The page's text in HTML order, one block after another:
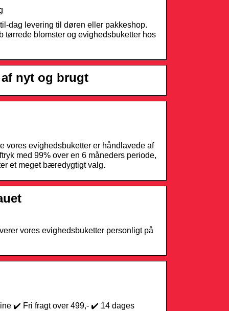
dag levering til døren eller pakkeshop.
tørrede blomster og evighedsbuketter hos
nyt og brugt
vores evighedsbuketter er håndlavede af
med 99% over en 6 måneders periode,
et meget bæredygtigt valg.
vores evighedsbuketter personligt på
✔️ Fri fragt over 499,- ✔️ 14 dages